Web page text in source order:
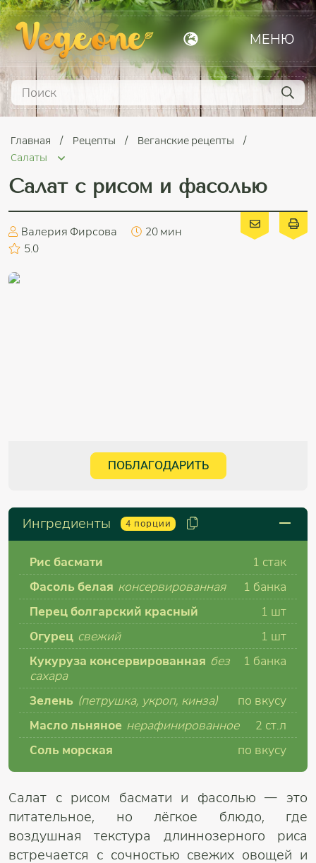
МЕНЮ
Главная Рецепты
Веганские рецепты
Салаты
Салат с рисом и фасолью
Валерия Фирсова
20 мин
5.0
ПОБЛАГОДАРИТЬ
Ингредиенты 4 порции
Рис басмати
1 стак
Фасоль белая консервированная
1 банка
Перец болгарский красный
1 шт
Огурец свежий
1 шт
Кукуруза консервированная без
сахара
1 банка
Зелень (петрушка, укроп, кинза)
по вкусу
Масло льняное нерафинированное
2 ст.л
Соль морская
по вкусу
Салат с рисом басмати и фасолью — это
питательное, но лёгкое блюдо, где
воздушная текстура длиннозерного риса
встречается с сочностью свежих овощей и